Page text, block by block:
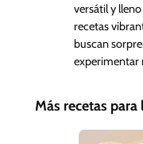
versátil y
recetas
buscan
experimentar
Más recetas